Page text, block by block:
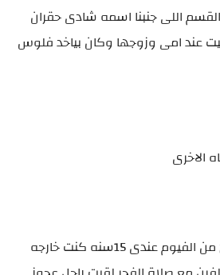
اللى جنبنا اسمه شادى حقران
عند امى وزوجها وكان بياخد فلوس
الاخرى
الفتاه الاخرى / انا سماح من الفيوم عندى 15سنه كنت خارجه